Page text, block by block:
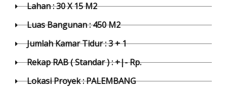
Lahan : 30 X 15 M2
Luas Bangunan : 450 M2
Jumlah Kamar Tidur : 3 + 1
Rekap RAB ( Standar ) : +|- Rp.
Lokasi Proyek : PALEMBANG